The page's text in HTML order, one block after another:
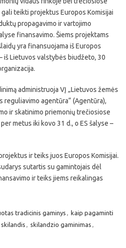
teikti projektus Europos Komisijai
propagavimo ir vartojimo
finansavimo. Šiems projektams
yra finansuojama iš Europos
iš Lietuvos valstybės biudžeto, 30
administruoja VĮ „Lietuvos žemės
reguliavimo agentūra“ (Agentūra),
ir skatinimo priemonių trečiosiose
metus iki kovo 31 d., o ES šalyse –
ir teiks juos Europos Komisijai.
sutartis su gamintojais dėl
ir teiks jiems reikalingas
tradicinis gaminys , kaip pagaminti
skilandis , skilandzio gaminimas ,